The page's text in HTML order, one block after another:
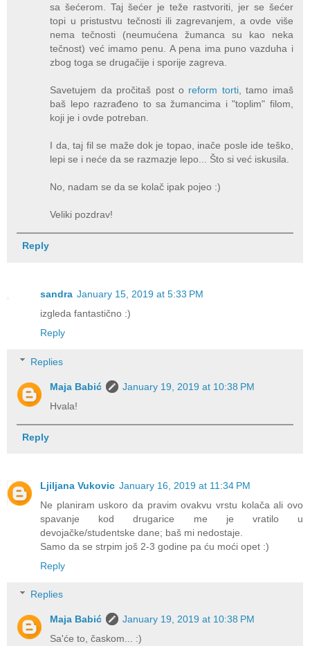
sa šećerom. Taj šećer je teže rastvoriti, jer se šećer
topi u pristustvu tečnosti ili zagrevanjem, a ovde više
nema tečnosti (neumućena žumanca su kao neka
tečnost) već imamo penu. A pena ima puno vazduha i
zbog toga se drugačije i sporije zagreva.
Savetujem da pročitaš post o reform torti, tamo imaš
baš lepo razrađeno to sa žumancima i "toplim" filom,
koji je i ovde potreban.
I da, taj fil se maže dok je topao, inače posle ide teško,
lepi se i neće da se razmazje lepo... Što si već iskusila.
No, nadam se da se kolač ipak pojeo :)
Veliki pozdrav!
Reply
sandra January 15, 2019 at 5:33 PM
izgleda fantastično :)
Reply
Replies
Maja Babić
January 19, 2019 at 10:38 PM
Hvala!
Reply
Ljiljana Vukovic January 16, 2019 at 11:34 PM
Ne planiram uskoro da pravim ovakvu vrstu kolača ali ovo
spavanje kod drugarice me je vratilo u
devojačke/studentske dane; baš mi nedostaje.
Samo da se strpim još 2-3 godine pa ću moći opet :)
Reply
Replies
Maja Babić
January 19, 2019 at 10:38 PM
Sa'će to, časkom... :)